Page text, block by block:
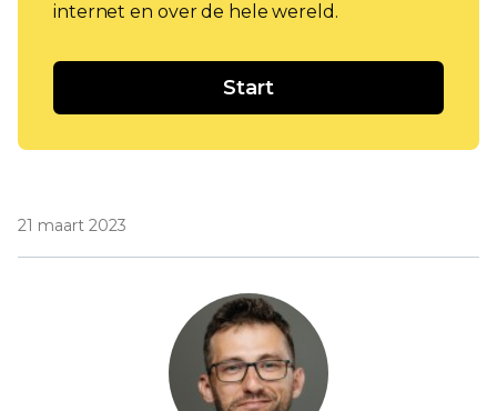
internet en over de hele wereld.
Start
21 maart 2023